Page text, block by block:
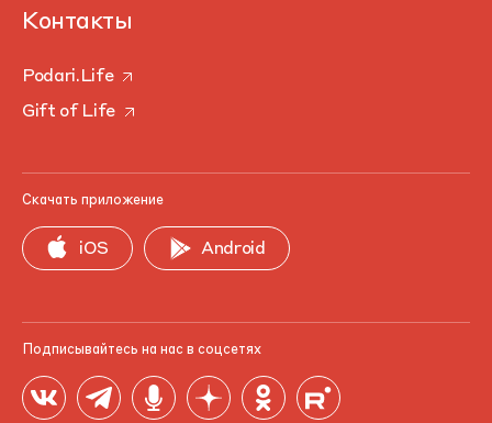
Контакты
Podari.Life
Gift of Life
Скачать приложение
iOS Android
Подписывайтесь на нас в соцсетях